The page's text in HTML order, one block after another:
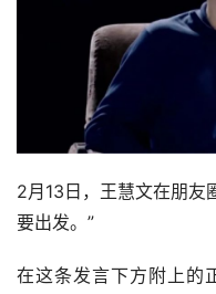
2月13日，王慧文在朋友
要出发。”
在这条发言下方附上的